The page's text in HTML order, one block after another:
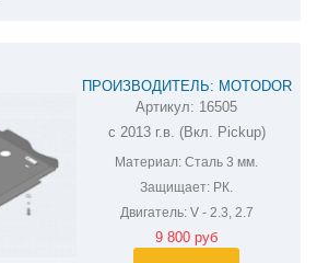
ПРОИЗВОДИТЕЛЬ: MOTODOR
ЗАЩИТА РК UAZ (УАЗ) PATRIOT
16505
Артикул: 16505
с 2013 г.в. (Вкл. Pickup)
Материал: Сталь 3 мм.
Защищает: РК.
Двигатель:V - 2.3, 2.7
9 800 руб